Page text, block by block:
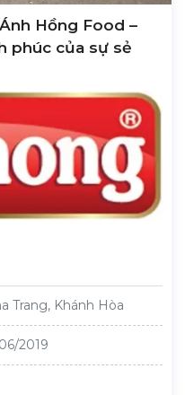
Hồng Food –
phúc của sự sẻ
Trang, Khánh Hòa
2019